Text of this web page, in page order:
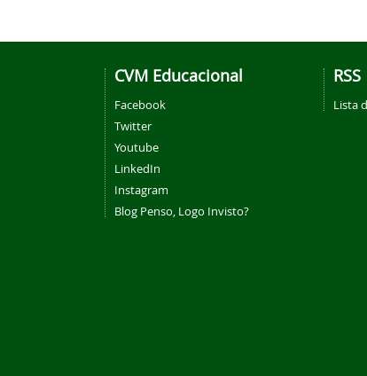
CVM Educacional
Facebook
Twitter
Youtube
LinkedIn
Instagram
Blog Penso, Logo Invisto?
RSS
Lista